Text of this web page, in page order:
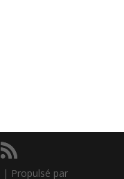
| Propulsé par